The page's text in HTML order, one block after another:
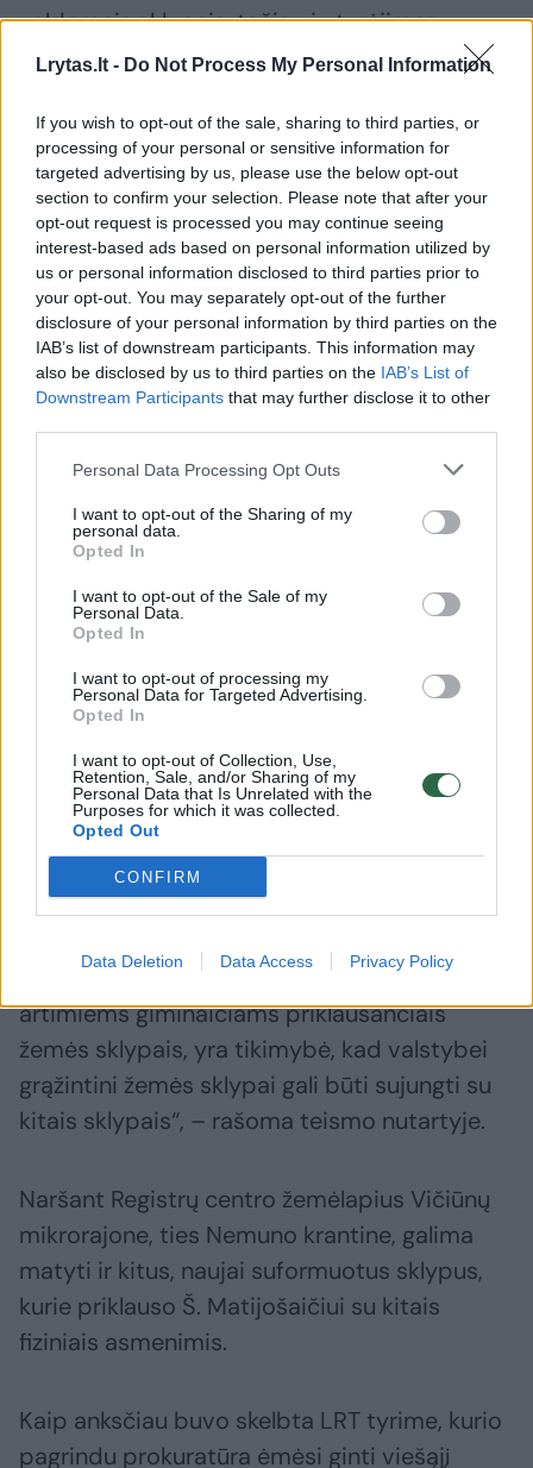
Lrytas.lt - Do Not Process My Personal Information
If you wish to opt-out of the sale, sharing to third parties, or
processing of your personal or sensitive information for
targeted advertising by us, please use the below opt-out
section to confirm your selection. Please note that after your
opt-out request is processed you may continue seeing
interest-based ads based on personal information utilized by
us or personal information disclosed to third parties prior to
your opt-out. You may separately opt-out of the further
disclosure of your personal information by third parties on the
IAB’s list of downstream participants. This information may
also be disclosed by us to third parties on the IAB’s List of
Downstream Participants that may further disclose it to other
Personal Data Processing Opt Outs
I want to opt-out of the Sharing of my
personal data.
Opted In
I want to opt-out of the Sale of my
Personal Data.
Opted In
I want to opt-out of processing my
Personal Data for Targeted Advertising.
Opted In
I want to opt-out of Collection, Use,
Retention, Sale, and/or Sharing of my
Personal Data that Is Unrelated with the
Purposes for which it was collected.
Opted Out
CONFIRM
Data Deletion Data Access Privacy Policy
valdomais sklypais, tačiau jų turėjimas
užtikrina, kad jų namų pašonėje ant Nemuno
Areštuoti sklypai suformuoti itin arti kranto
linijos.
Regionų apygardos administracinio teismo
nutartyje nurodoma, kad areštą taikyti
būtina, nes atsakovai gali imtis priemonių,
kurios apsunkintų restitucijos taikymą.
„Pareiškėja (Prokurorė – aut. past.) taip pat
prašo teismą taikyti reikalavimo užtikrinimo
priemonę – draudimą bet kokiu būdu
nuosavybėn bei bet kokiu būdu juos
pertvarkyti (performuoti, sujungti, padalinti).
Nurodė, kad neatmetama galimybė, jog ginčo
žemės sklypas gali būti perleistas tretiesiems
asmenims, dėl ko gali pasunkėti tiek bylos
nagrinėjimas, tiek teismo sprendimo
įvykdymas.
Be to, įvertinus tai, kad ginčo sklypams iki šiol
vienas su kitu bei su kitais atsakovų
artimiems giminaičiams priklausančiais
žemės sklypais, yra tikimybė, kad valstybei
grąžintini žemės sklypai gali būti sujungti su
kitais sklypais“, – rašoma teismo nutartyje.
Naršant Registrų centro žemėlapius Vičiūnų
mikrorajone, ties Nemuno krantine, galima
matyti ir kitus, naujai suformuotus sklypus,
kurie priklauso Š. Matijošaičiui su kitais
fiziniais asmenimis.
Kaip anksčiau buvo skelbta LRT tyrime, kurio
pagrindu prokuratūra ėmėsi ginti viešąjį